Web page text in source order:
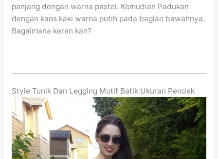
panjang dengan warna pastel. Kemudian Padukan
dengan kaos kaki warna putih pada bagian bawahnya.
Bagaimana keren kan?
Style Tunik Dan Legging Motif Batik Ukuran Pendek